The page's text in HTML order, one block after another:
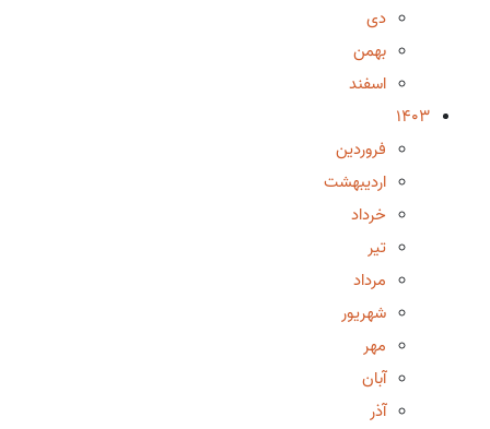
دی
بهمن
اسفند
1403
فروردین
اردیبهشت
خرداد
تیر
مرداد
شهریور
مهر
آبان
آذر